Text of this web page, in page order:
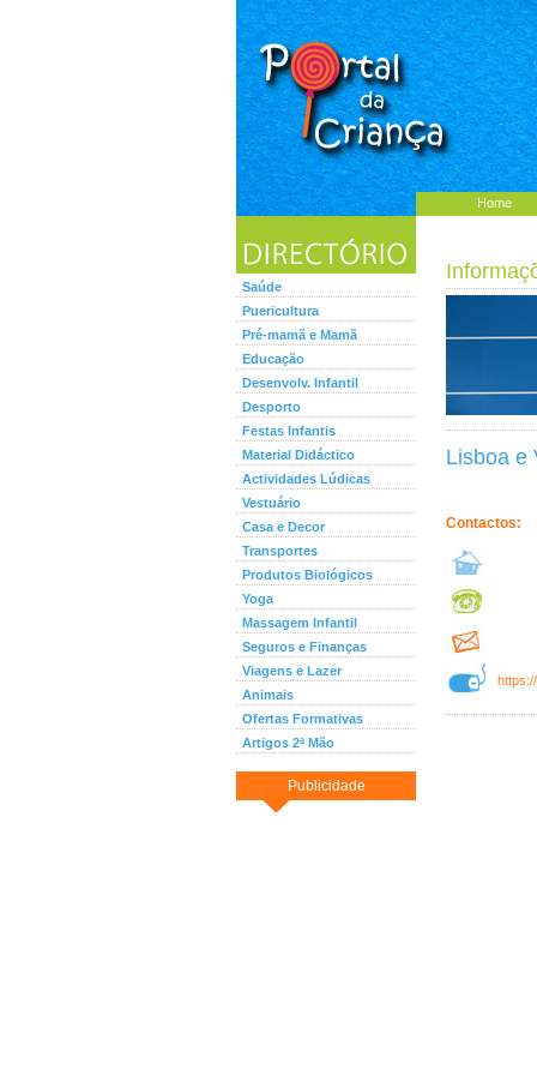
Home
Saúde
Puericultura
Pré-mamã e Mamã
Educação
Desenvolv. Infantil
Desporto
Festas Infantis
Material Didáctico
Actividades Lúdicas
Vestuário
Casa e Decor
Transportes
Produtos Biológicos
Yoga
Massagem Infantil
Seguros e Finanças
Viagens e Lazer
Animais
Ofertas Formativas
Artigos 2ª Mão
Publicidade
Lisboa e
Contactos: